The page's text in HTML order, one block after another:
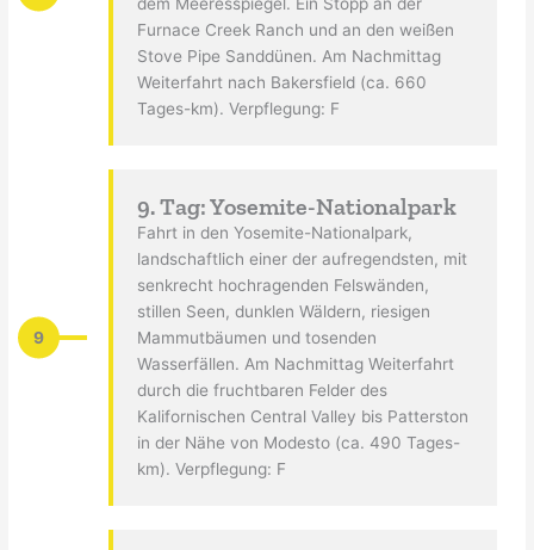
Furnace Creek Ranch und an den weißen
Stove Pipe Sanddünen. Am Nachmittag
Weiterfahrt nach Bakersfield (ca. 660
Tages-km). Verpflegung: F
9
9. Tag: Yosemite-Nationalpark
Fahrt in den Yosemite-Nationalpark,
landschaftlich einer der aufregendsten, mit
senkrecht hochragenden Felswänden,
stillen Seen, dunklen Wäldern, riesigen
Mammutbäumen und tosenden
Wasserfällen. Am Nachmittag Weiterfahrt
durch die fruchtbaren Felder des
Kalifornischen Central Valley bis Patterston
in der Nähe von Modesto (ca. 490 Tages-
km). Verpflegung: F